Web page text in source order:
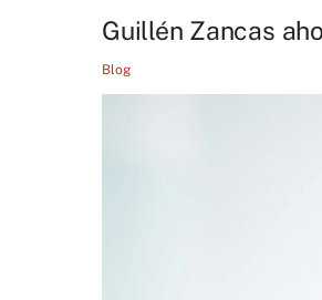
Guillén Zancas
Blog